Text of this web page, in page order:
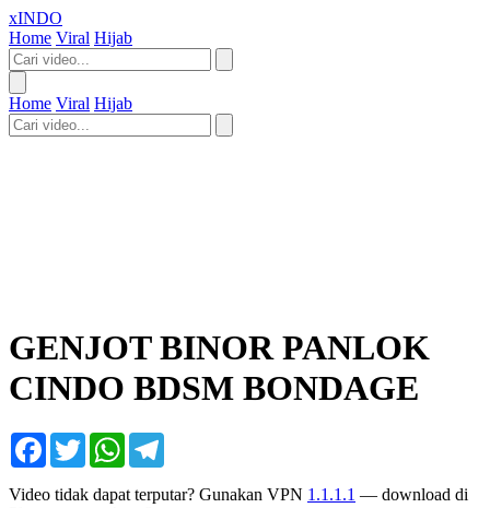
xINDO
Home Viral Hijab
Home Viral Hijab
GENJOT BINOR PANLOK
CINDO BDSM BONDAGE
Facebook
TwitterWhatsApp
Video tidak dapat terputar? Gunakan VPN 1.1.1.1 — download di